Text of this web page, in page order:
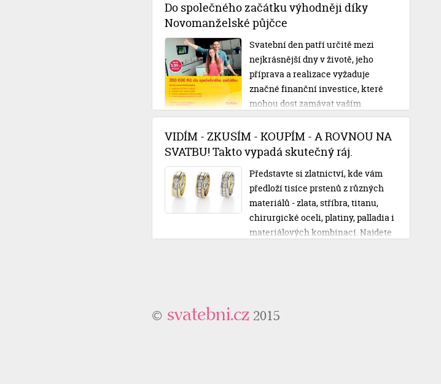
Do společného začátku výhodněji díky
Novomanželské půjčce
Svatební den patří určitě mezi
nejkrásnější dny v životě, jeho
příprava a realizace vyžaduje
značné finanční investice, které
mohou dost zamávat vaším
rozpočtem. S Novomanželskou
půjčkou od Cofidisu se však o své
posvatební plány nemusíte obávat.
VIDÍM - ZKUSÍM - KOUPÍM - A ROVNOU NA
SVATBU! Takto vypadá skutečný ráj.
Představte si zlatnictví, kde vám
předloží tisíce prstenů z různých
materiálů - zlata, stříbra, titanu,
chirurgické oceli, platiny, palladia i
materiálových kombinací. Najdete
© svatebni.cz 2015